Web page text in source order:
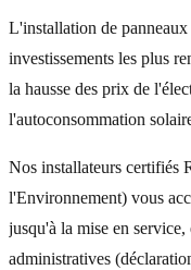
L'installation de
investissements les plus
la hausse des prix de
l'autoconsommation
Nos installateurs certifiés
l'Environnement) vous
jusqu'à la mise en service,
administratives